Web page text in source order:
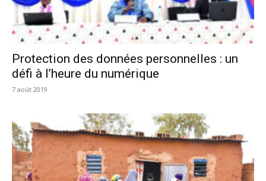
Protection des données personnelles : un
défi à l’heure du numérique
7 août 2019